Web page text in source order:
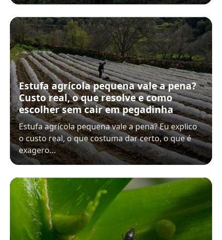
Estufa agrícola pequena vale a pena?
Custo real, o que resolve e como
escolher sem cair em pegadinha
Estufa agrícola pequena vale a pena? Eu explico
o custo real, o que costuma dar certo, o que é
exagero…